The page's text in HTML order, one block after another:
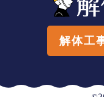
解体工